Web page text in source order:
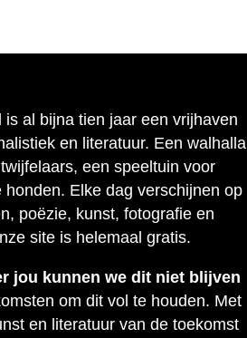
is al bijna tien jaar een vrijhaven
en literatuur. Een walhalla
een speeltuin voor
Elke dag verschijnen op
poëzie, kunst, fotografie en
site is helemaal gratis.
jou kunnen we dit niet blijven
om dit vol te houden. Met
en literatuur van de toekomst